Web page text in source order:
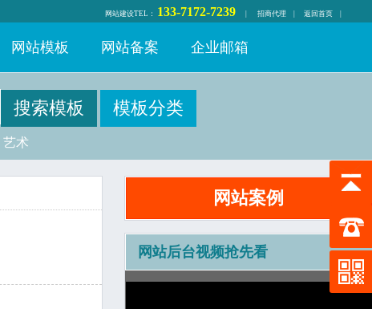
网站建设TEL： 133-7172-7239 招商代理 返回首页
网站模板 网站备案 企业邮箱
艺术
网站案例
网站后台视频抢先看